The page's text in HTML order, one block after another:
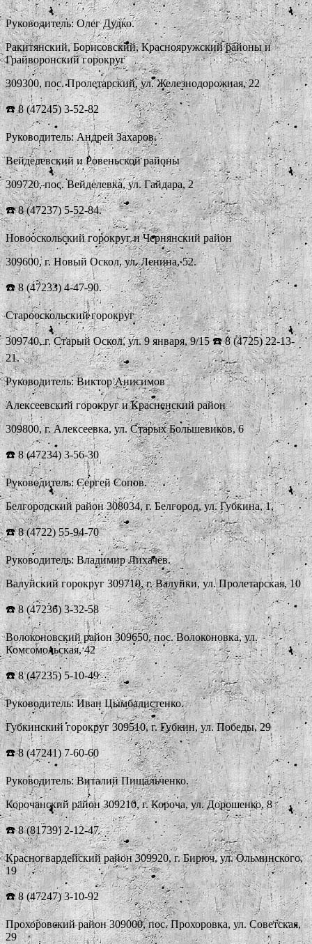
Руководитель: Олег Дудко.
Ракитянский, Борисовский, Краснояружский районы и
Грайворонский горокруг
309300, пос. Пролетарский, ул. Железнодорожная, 22
☎️ 8 (47245) 3-52-82
Руководитель: Андрей Захаров.
Вейделевский и Ровеньской районы
309720, пос. Вейделевка, ул. Гайдара, 2
☎️ 8 (47237) 5-52-84.
Новооскольский горокруг и Чернянский район
309600, г. Новый Оскол, ул. Ленина, 52.
☎️ 8 (47233) 4-47-90.
Старооскольский горокруг
309740, г. Старый Оскол, ул. 9 января, 9/15 ☎️ 8 (4725) 22-13-
21.
Руководитель: Виктор Анисимов
Алексеевский горокруг и Красненский район
309800, г. Алексеевка, ул. Старых Большевиков, 6
☎️ 8 (47234) 3-56-30
Руководитель: Сергей Сопов.
Белгородский район 308034, г. Белгород, ул. Губкина, 1,
☎️ 8 (4722) 55-94-70
Руководитель: Владимир Лихачёв.
Валуйский горокруг 309710, г. Валуйки, ул. Пролетарская, 10
☎️ 8 (47236) 3-32-58
Волоконовский район 309650, пос. Волоконовка, ул.
Комсомольская, 42
☎️ 8 (47235) 5-10-49
Руководитель: Иван Цымбалистенко.
Губкинский горокруг 309510, г. Губкин, ул. Победы, 29
☎️ 8 (47241) 7-60-60
Руководитель: Виталий Пищальченко.
Корочанский район 309210, г. Короча, ул. Дорошенко, 8
☎️ 8 (81739) 2-12-47
Красногвардейский район 309920, г. Бирюч, ул. Ольминского,
19
☎️ 8 (47247) 3-10-92
Прохоровский район 309000, пос. Прохоровка, ул. Советская,
29